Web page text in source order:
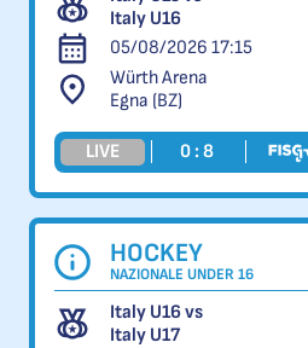
Italy U16
05/08/2026 17:15
Würth Arena
Egna (BZ)
LIVE 0 : 8
HOCKEY
NAZIONALE UNDER 16
Italy U16 vs
Italy U17